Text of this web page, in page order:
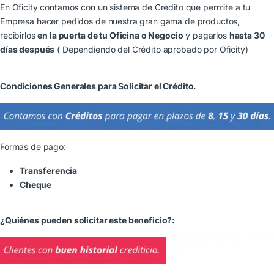
En Oficity contamos con un sistema de Crédito que permite a tu
Empresa hacer pedidos de nuestra gran gama de productos,
recibirlosen la puerta de tu Oficina o Negocio y pagarlos hasta 30
días después ( Dependiendo del Crédito aprobado por Oficity)
Condiciones Generales para Solicitar el Crédito.
Formas de pago:
Transferencia
Cheque
¿Quiénes pueden solicitar este beneficio?: